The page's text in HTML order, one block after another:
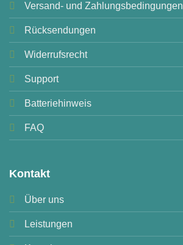
Versand- und Zahlungsbedingungen
Rücksendungen
Widerrufsrecht
Support
Batteriehinweis
FAQ
Kontakt
Über uns
Leistungen